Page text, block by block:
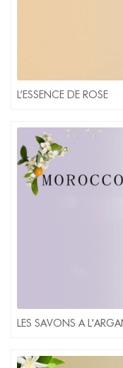
L’ESSENCE DE ROSE
LES SAVONS A